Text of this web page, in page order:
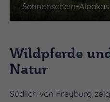
Sonnenschein-
Wildpferde
Natur
Südlich von Freyburg